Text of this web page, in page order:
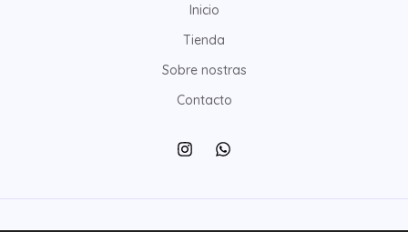
Inicio
Tienda
Sobre nostras
Contacto